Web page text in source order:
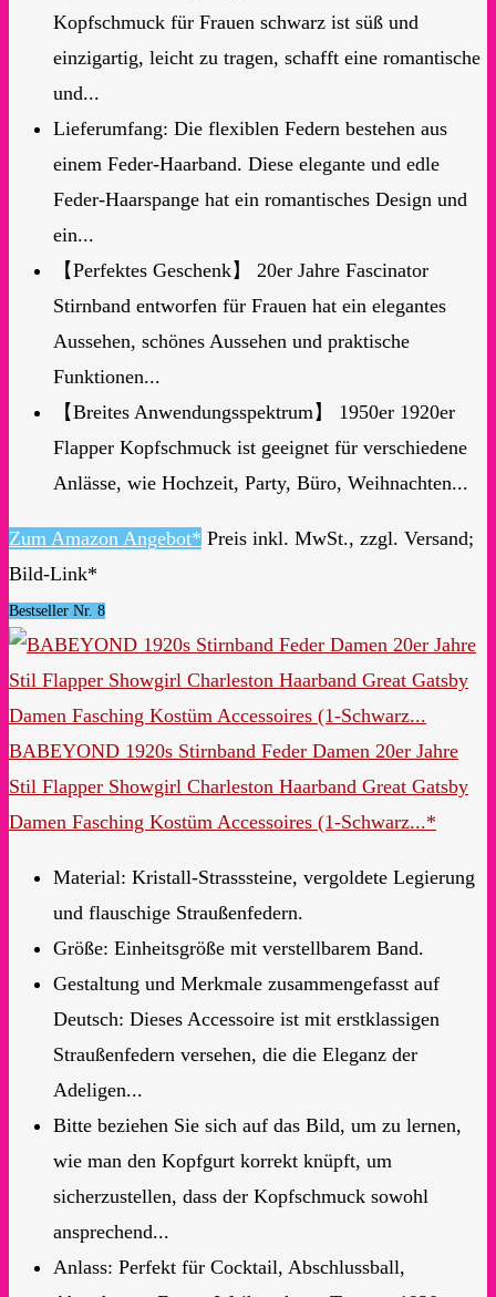
Kopfschmuck für Frauen schwarz ist süß und
einzigartig, leicht zu tragen, schafft eine romantische
und...
Lieferumfang: Die flexiblen Federn bestehen aus
einem Feder-Haarband. Diese elegante und edle
Feder-Haarspange hat ein romantisches Design und
ein...
【Perfektes Geschenk】 20er Jahre Fascinator
Stirnband entworfen für Frauen hat ein elegantes
Aussehen, schönes Aussehen und praktische
Funktionen...
【Breites Anwendungsspektrum】 1950er 1920er
Flapper Kopfschmuck ist geeignet für verschiedene
Anlässe, wie Hochzeit, Party, Büro, Weihnachten...
Zum Amazon Angebot* Preis inkl. MwSt., zzgl. Versand;
Bild-Link*
Bestseller Nr. 8
BABEYOND 1920s Stirnband Feder Damen 20er Jahre
Stil Flapper Showgirl Charleston Haarband Great Gatsby
Damen Fasching Kostüm Accessoires (1-Schwarz...*
Material: Kristall-Strasssteine, vergoldete Legierung
und flauschige Straußenfedern.
Größe: Einheitsgröße mit verstellbarem Band.
Gestaltung und Merkmale zusammengefasst auf
Deutsch: Dieses Accessoire ist mit erstklassigen
Straußenfedern versehen, die die Eleganz der
Adeligen...
Bitte beziehen Sie sich auf das Bild, um zu lernen,
wie man den Kopfgurt korrekt knüpft, um
sicherzustellen, dass der Kopfschmuck sowohl
ansprechend...
Anlass: Perfekt für Cocktail, Abschlussball,